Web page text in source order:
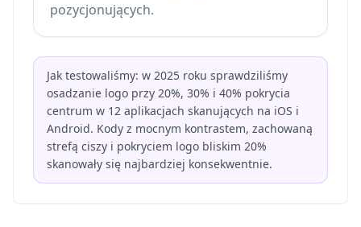
pozycjonujących.
Jak testowaliśmy: w 2025 roku sprawdziliśmy
osadzanie logo przy 20%, 30% i 40% pokrycia
centrum w 12 aplikacjach skanujących na iOS i
Android. Kody z mocnym kontrastem, zachowaną
strefą ciszy i pokryciem logo bliskim 20%
skanowały się najbardziej konsekwentnie.